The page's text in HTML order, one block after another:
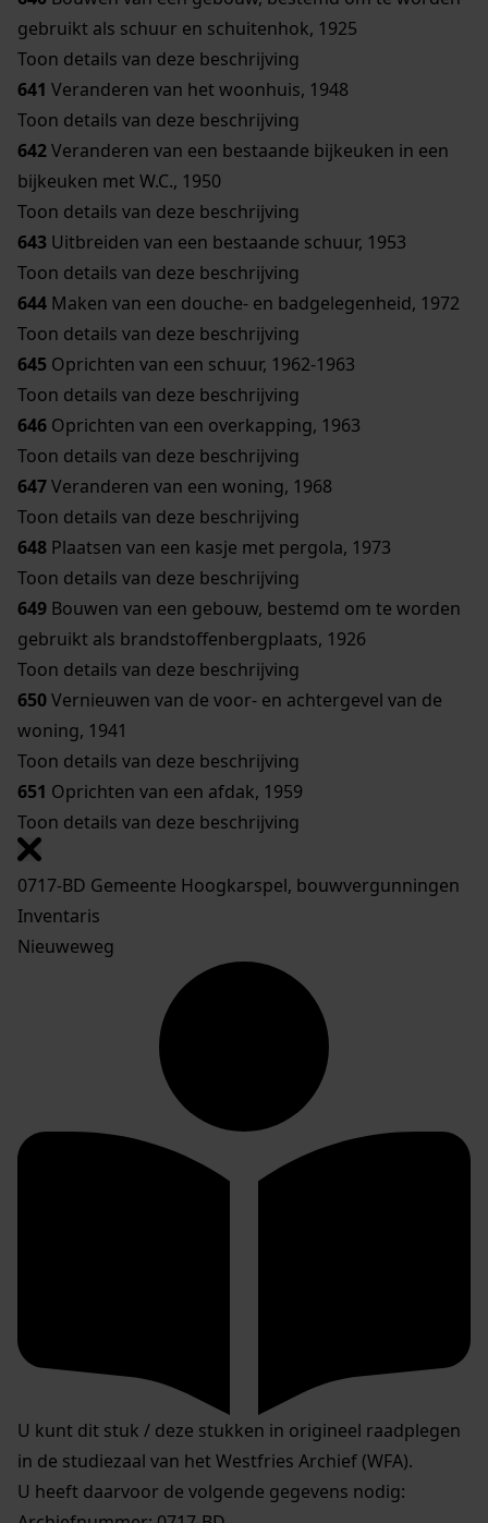
gebruikt als schuur en schuitenhok, 1925
Toon details van deze beschrijving
641 Veranderen van het woonhuis, 1948
Toon details van deze beschrijving
642Veranderen van een bestaande bijkeuken in een
bijkeuken met W.C., 1950
Toon details van deze beschrijving
643 Uitbreiden van een bestaande schuur, 1953
Toon details van deze beschrijving
644 Maken van een douche- en badgelegenheid, 1972
Toon details van deze beschrijving
645 Oprichten van een schuur, 1962-1963
Toon details van deze beschrijving
646 Oprichten van een overkapping, 1963
Toon details van deze beschrijving
647Veranderen van een woning, 1968
Toon details van deze beschrijving
648 Plaatsen van een kasje met pergola, 1973
Toon details van deze beschrijving
649 Bouwen van een gebouw, bestemd om te worden
gebruikt als brandstoffenbergplaats, 1926
Toon details van deze beschrijving
650Vernieuwen van de voor- en achtergevel van de
woning, 1941
Toon details van deze beschrijving
651 Oprichten van een afdak, 1959
Toon details van deze beschrijving
0717-BD Gemeente Hoogkarspel, bouwvergunningen
Inventaris
Nieuweweg
U kunt dit stuk / deze stukken in origineel raadplegen
in de studiezaal van het Westfries Archief (WFA).
U heeft daarvoor de volgende gegevens nodig: